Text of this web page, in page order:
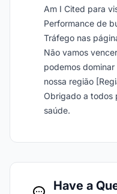
Am I Cited para
Performance de
Tráfego nas
Não vamos
podemos
nossa região
Obrigado a todos
saúde.
Have a